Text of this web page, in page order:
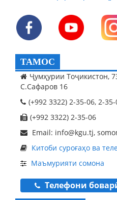
ТАМОС
Ҷумҳурии Тоҷикистон,
С.Сафаров 16
(+992 3322) 2-35-06, 2-
(+992 3322) 2-35-06
Email: info@kgu.tj,
Китоби суроғаҳо ва
Маъмурияти сомона
Телефони